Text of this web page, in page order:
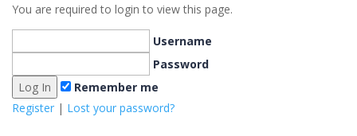
You are required to login to view this page.
Username
Password
Remember me
Register | Lost your password?